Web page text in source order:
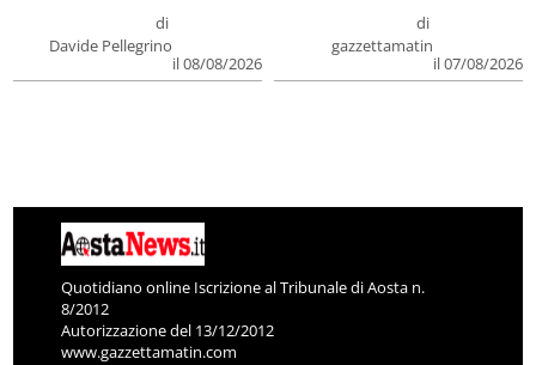
di
Davide Pellegrino
il 08/08/2026
di
gazzettamatin
il 07/08/2026
Quotidiano online Iscrizione al Tribunale di Aosta n.
8/2012
Autorizzazione del 13/12/2012
www.gazzettamatin.com